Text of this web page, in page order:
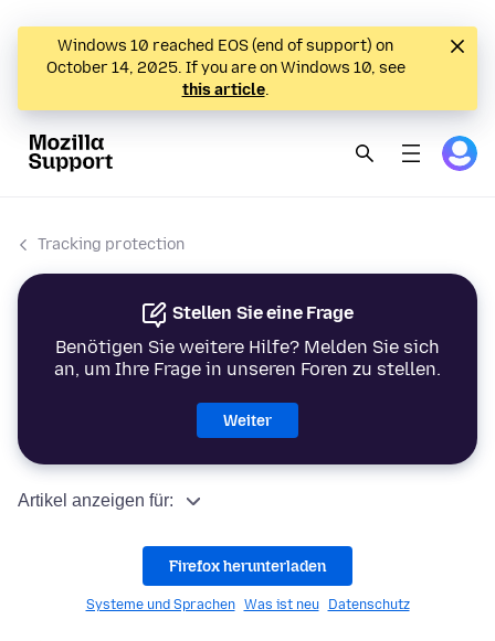
Windows 10 reached EOS (end of support) on
October 14, 2025. If you are on Windows 10, see
this article.
Tracking protection
Stellen Sie eine Frage
Benötigen Sie weitere Hilfe? Melden Sie sich
an, um Ihre Frage in unseren Foren zu stellen.
Weiter
Artikel anzeigen für:
Firefox herunterladen
Systeme und Sprachen Was ist neu Datenschutz